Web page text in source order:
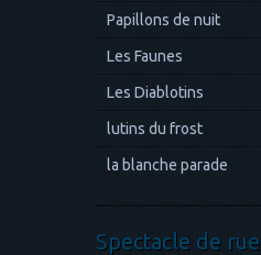
Papillons de nuit
Les Faunes
Les Diablotins
lutins du frost
la blanche parade
Spectacle de rue